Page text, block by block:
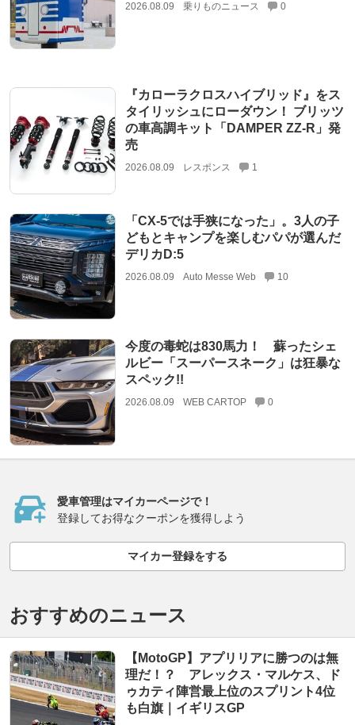
2026.08.09 乗りものニュース 0
『カローラクロスハイブリッド』をス
タイリッシュにローダウン！ ブリッツ
の車高調キット「DAMPER ZZ-R」発
売
2026.08.09 レスポンス 1
「CX-5では手狭になった」。3人の子
どもとキャンプを楽しむパパが選んだ
デリカD:5
2026.08.09 Auto Messe Web 10
今度の毒蛇は830馬力！ 蘇ったシェ
ルビー「スーパースネーク」は狂暴な
スペック!!
2026.08.09 WEB CARTOP 0
愛車管理はマイカーページで！
登録してお得なクーポンを獲得しよう
マイカー登録をする
おすすめのニュース
【MotoGP】アプリリアに勝つのは無
理だ！？ アレックス・マルケス、ド
ゥカティ陣営最上位のスプリント4位
も白旗｜イギリスGP